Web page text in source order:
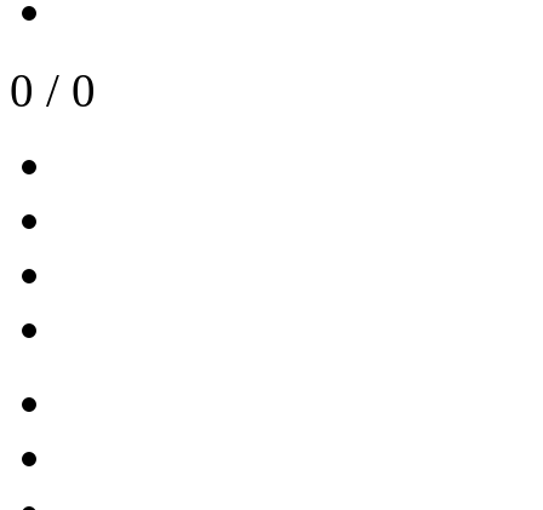
0 / 0